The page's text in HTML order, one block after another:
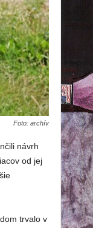
Foto: archív
návrh
od jej
trvalo v